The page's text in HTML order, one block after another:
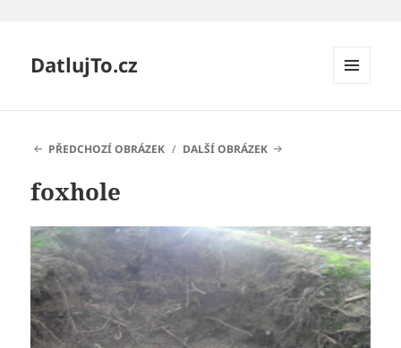
DatlujTo.cz
PŘEDCHOZÍ OBRÁZEK
DALŠÍ OBRÁZEK
foxhole